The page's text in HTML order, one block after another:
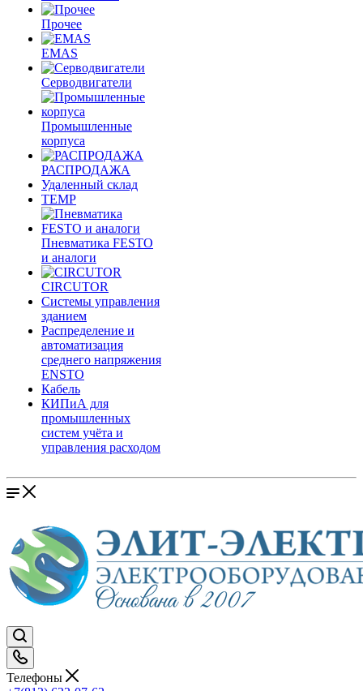
Прочее
EMAS
Cерводвигатели
Промышленные
корпуса
РАСПРОДАЖА
Удаленный склад
TEMP
Пневматика FESTO
и аналоги
CIRCUTOR
Системы управления
зданием
Распределение и
автоматизация
среднего напряжения
ENSTO
Кабель
КИПиА для
промышленных
систем учёта и
управления расходом
Телефоны